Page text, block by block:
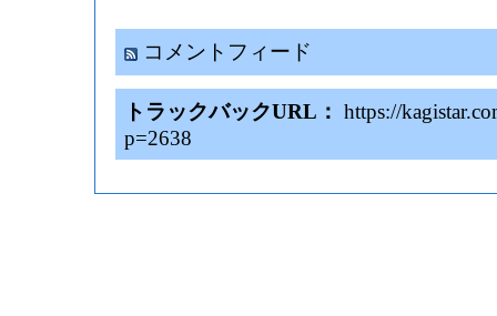
コメントフィード
トラックバックURL： https://
p=2638